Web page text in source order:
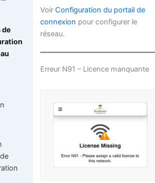
de
VoirConfiguration du portail de
connexion pour configurer le
réseau.
Erreur N91 – Licence manquante